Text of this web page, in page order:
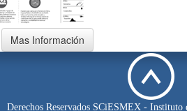
Derechos Reservados SCiESMEX -